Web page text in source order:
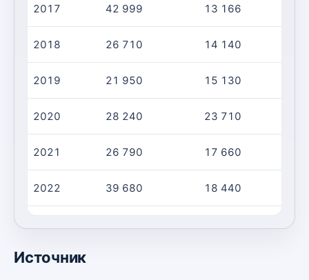
2017 42 999 13 166
2018 26 710 14 140
2019 21 950 15 130
2020 28 240 23 710
2021 26 790 17 660
2022 39 680 18 440
Источник